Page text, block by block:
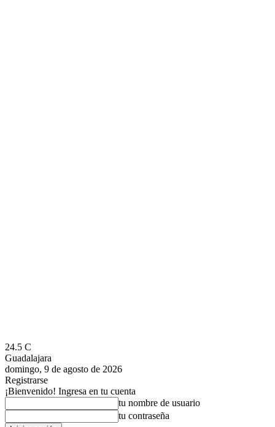
24.5 C
Guadalajara
domingo, 9 de agosto de 2026
Registrarse
¡Bienvenido! Ingresa en tu cuenta
tu nombre de usuario
tu contraseña